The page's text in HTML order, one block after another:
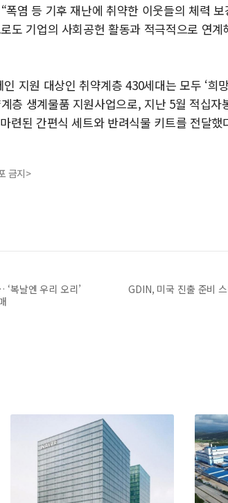
염 등 기후 재난에 취약한 이웃들의 체력
도 기업의 사회공헌 활동과 적극적으로 연
지원 대상인 취약계층 430세대는 모두 ‘희
층 생계물품 지원사업으로, 지난 5월 적십
련된 간편식 세트와 반려식물 키트를 전달했
금지>
복날엔 우리 오리’
GDIN, 미국 진출 준비